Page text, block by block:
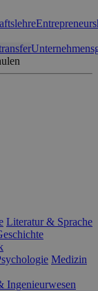
Literatur & Sprache
Medizin
Ingenieurwesen